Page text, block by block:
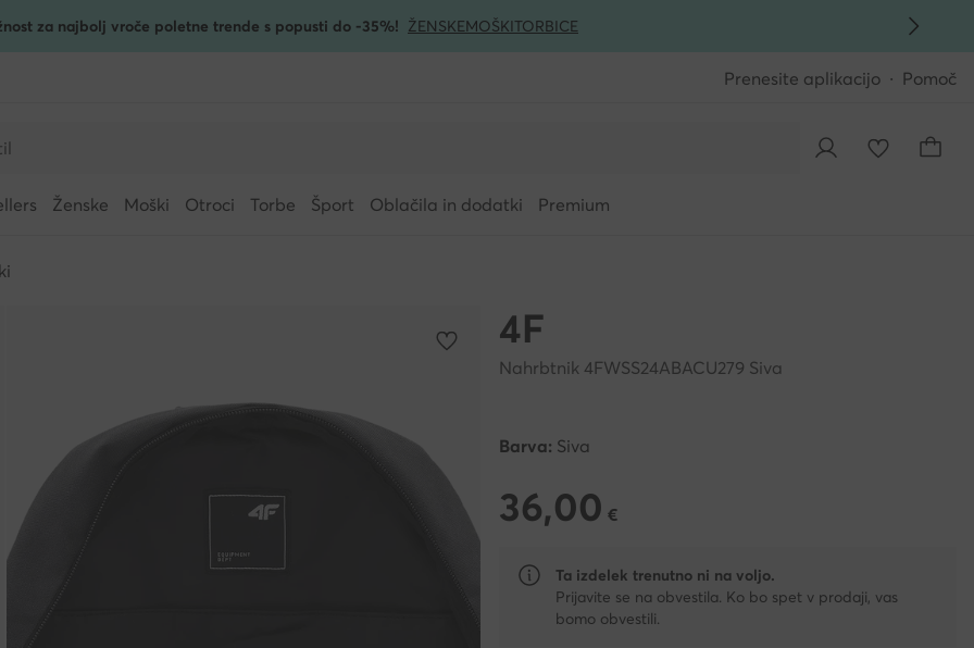
za najbolj vroče poletne trende s popusti do -35%! ŽENSKEMOŠKITORBICE
Prenesite aplikacijo Pomoč
Ženske Moški Otroci Torbe Šport Oblačila in dodatki Premium
4F
Nahrbtnik 4FWSS24ABACU279 Siva
Barva: Siva
36,00 €
36,00 €
Ta izdelek trenutno ni na voljo.
Prijavite se na obvestila. Ko bo spet v prodaji, vas
bomo obvestili.